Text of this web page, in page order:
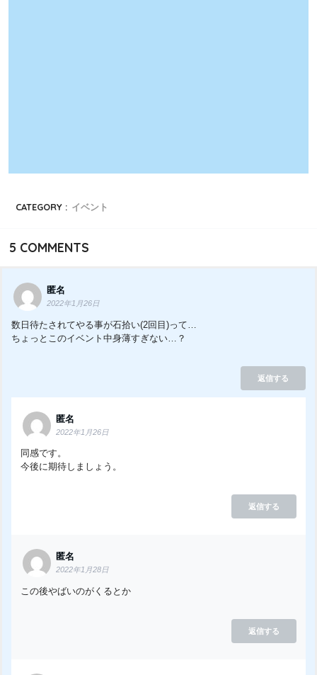
CATEGORY : イベント
5 COMMENTS
匿名
2022年1月26日
数日待たされてやる事が石拾い(2回目)って…
ちょっとこのイベント中身薄すぎない…？
返信する
匿名
2022年1月26日
同感です。
今後に期待しましょう。
返信する
匿名
2022年1月28日
この後やばいのがくるとか
返信する